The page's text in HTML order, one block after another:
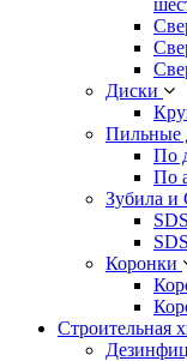
Диски
Пильные
По
По
Зубила и
Коронки
Строительная